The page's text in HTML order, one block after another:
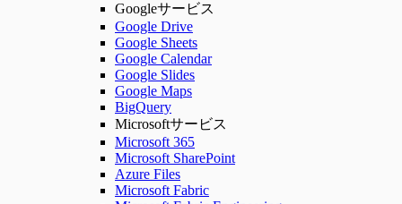
Googleサービス
Google Drive
Google Sheets
Google Calendar
Google Slides
Google Maps
BigQuery
Microsoftサービス
Microsoft 365
Microsoft SharePoint
Azure Files
Microsoft Fabric